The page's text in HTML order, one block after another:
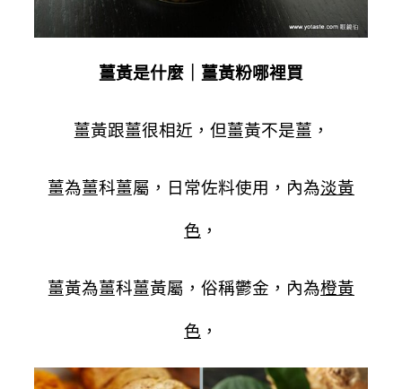
薑黃是什麼｜薑黃粉哪裡買
薑黃跟薑很相近，但薑黃不是薑，
薑為薑科薑屬，日常佐料使用，內為淡黃
色 ，
薑黃為薑科薑黃屬，俗稱鬱金，內為橙黃
色 ，